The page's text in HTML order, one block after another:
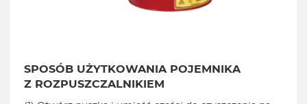
SPOSÓB UŻYTKOWANIA POJEMNIKA
Z ROZPUSZCZALNIKIEM